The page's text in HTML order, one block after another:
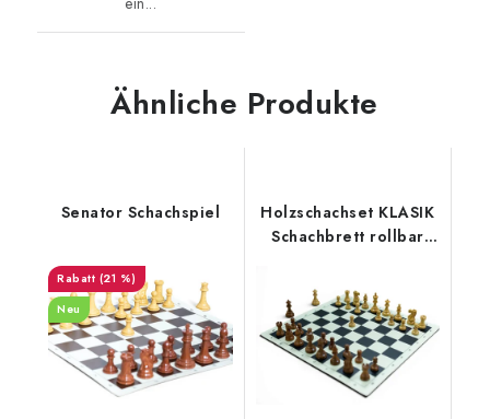
Ähnliche Produkte
Senator Schachspiel
(21 %)
Neu
Holzschachset KLASIK
Schachbrett rollbar